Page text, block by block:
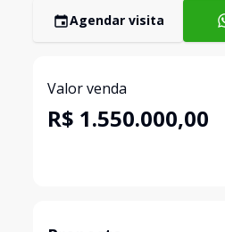
Agendar visita
Valor venda
R$ 1.550.000,00